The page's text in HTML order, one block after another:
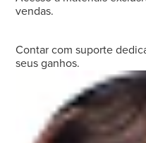
vendas.
Contar com suporte
seus ganhos.